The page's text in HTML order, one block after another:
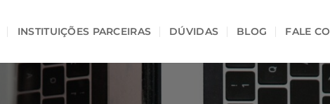
INSTITUIÇÕES PARCEIRAS DÚVIDAS BLOG FALE